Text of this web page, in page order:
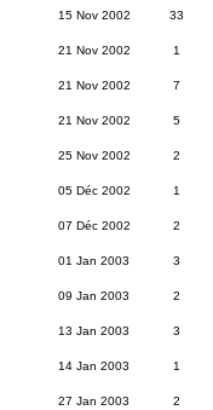
15 Nov 2002 33
21 Nov 2002 1
21 Nov 2002 7
21 Nov 2002 5
25 Nov 2002 2
05 Déc 2002 1
07 Déc 2002 2
01 Jan 2003 3
09 Jan 2003 2
13 Jan 2003 3
14 Jan 2003 1
27 Jan 2003 2